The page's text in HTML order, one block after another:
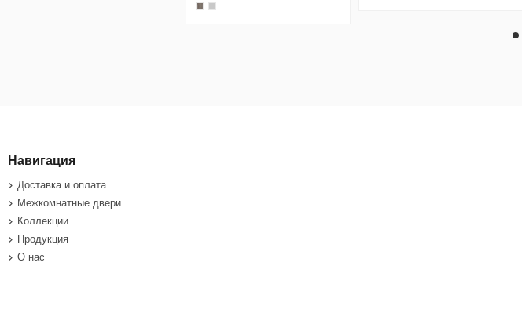
Навигация
Доставка и оплата
Межкомнатные двери
Коллекции
Продукция
О нас